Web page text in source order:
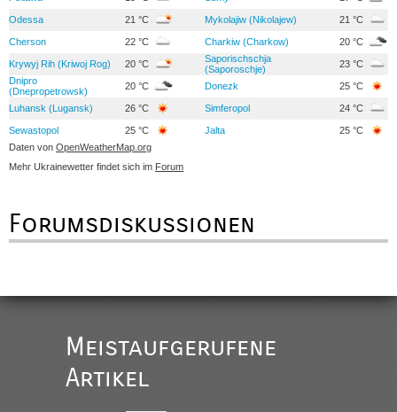
Odessa 21 °C Mykolajiw (Nikolajew) 21 °C
Cherson 22 °C Charkiw (Charkow) 20 °C
Krywyj Rih (Kriwoj Rog) 20 °C
Saporischschja
(Saporoschje)
23 °C
Dnipro
(Dnepropetrowsk)
20 °C Donezk 25 °C
Luhansk (Lugansk) 26 °C Simferopol 24 °C
Sewastopol 25 °C Jalta
25 °C
Daten von OpenWeatherMap.org
Mehr Ukrainewetter findet sich im Forum
Forumsdiskussionen
Meistaufgerufene
Artikel